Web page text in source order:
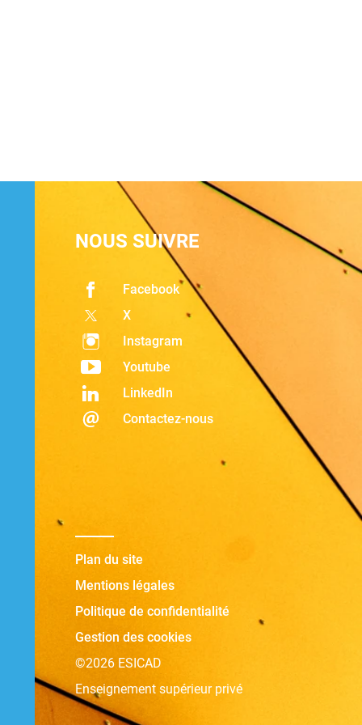
NOUS SUIVRE
Facebook
X
Instagram
Youtube
LinkedIn
Contactez-nous
Plan du site
Mentions légales
Politique de confidentialité
Gestion des cookies
©2026 ESICAD
Enseignement supérieur privé